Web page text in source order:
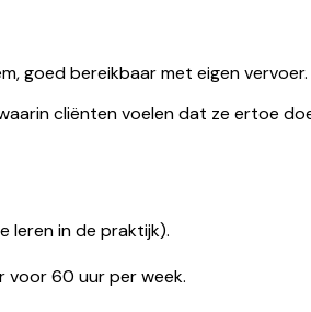
goed bereikbaar met eigen
cliënten voelen dat ze ertoe
leren in de praktijk).
voor 60 uur per week.